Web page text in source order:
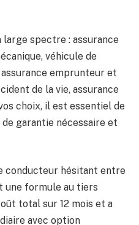
spectre : assurance
véhicule de
emprunteur et
de la vie, assurance
choix, il est essentiel de
garantie nécessaire et
conducteur hésitant entre
une formule au tiers
total sur 12 mois et a
avec option